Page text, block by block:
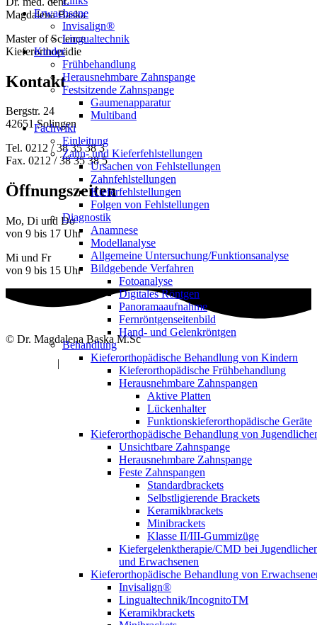
Erwachsene
Invisalign®
Lingualtechnik
Kinder
Frühbehandlung
Herausnehmbare Zahnspange
Festsitzende Zahnspange
Gaumenapparatur
Multiband
Fachwiki
Einleitung
Zahn- und Kieferfehlstellungen
Ursachen von Fehlstellungen
Zahnfehlstellungen
Kieferfehlstellungen
Folgen von Fehlstellungen
Diagnostik
Anamnese
Modellanalyse
Allgemeine Untersuchung/Funktionsanalyse
Bildgebende Verfahren
Fotoanalyse
Digitales Röntgen
Panoramaaufnahme
Fernröntgenseitenbild
Hand- und Gelenkröntgen
Behandlung
Kieferorthopädische Behandlung von Kindern
Kieferorthopädische Frühbehandlung
Herausnehmbare Zahnspangen
Aktive Platten
Lückenhalter
Funktionskieferorthopädische Geräte
Kieferorthopädische Behandlung von
Unsichtbare Zahnspange
Herausnehmbare Zahnspange
Feste Zahnspangen
Standardbrackets
Selbstligierende Brackets
Keramikbrackets
Minibrackets
Klasse II/III-Gummizüge
Kiefergelenktherapie/CMD bei
und Erwachsenen
Kieferorthopädische Behandlung von
Invisalign®
Lingualtechnik/IncognitoTM
Keramikbrackets
Magdalena Baska
Master of Science
Kieferorthopädie
Kontakt
Bergstr. 24
42651 Solingen
Tel. 0212 / 38 35 38 3
Fax. 0212 / 38 35 38 5
Öffnungs­zeiten
Mo, Di und Do
von 9 bis 17 Uhr
Mi und Fr
von 9 bis 15 Uhr
© Dr. Magdalena Baska M.Sc
| Datenschutz